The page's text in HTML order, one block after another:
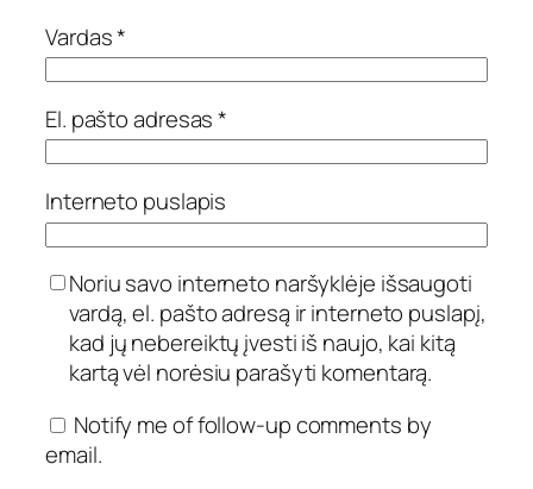
Vardas*
El. pašto adresas*
Interneto puslapis
Noriu savo interneto naršyklėje išsaugoti
vardą, el. pašto adresą ir interneto puslapį,
kad jų nebereiktų įvesti iš naujo, kai kitą
kartą vėl norėsiu parašyti komentarą.
Notify me of follow-up comments by
email.